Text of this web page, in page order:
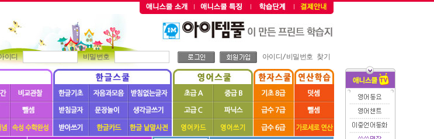
이디 비밀번호 아이디/비밀번호 찾기